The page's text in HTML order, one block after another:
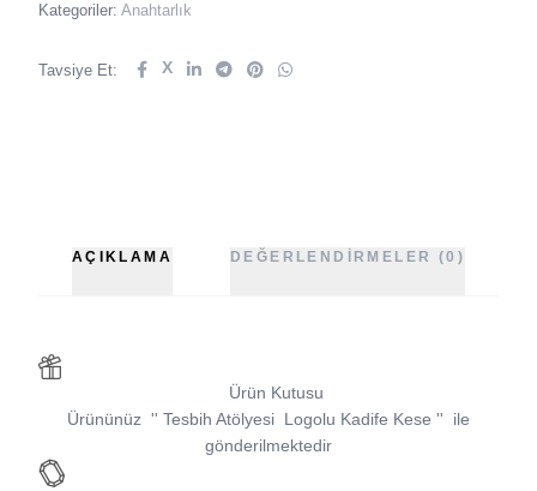
Kategoriler: Anahtarlık
Tavsiye Et: X
AÇIKLAMA DEĞERLENDIRMELER (0)
Ürün Kutusu
Ürününüz '' Tesbih Atölyesi Logolu Kadife Kese ''
ile
gönderilmektedir